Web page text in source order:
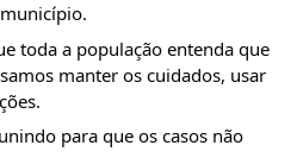
toda a população entenda que
manter os cuidados, usar
para que os casos não